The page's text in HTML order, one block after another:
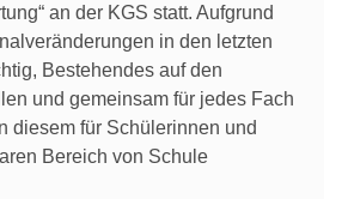
an der KGS statt. Aufgrund
in den letzten
Bestehendes auf den
und gemeinsam für jedes Fach
diesem für Schülerinnen und
Bereich von Schule